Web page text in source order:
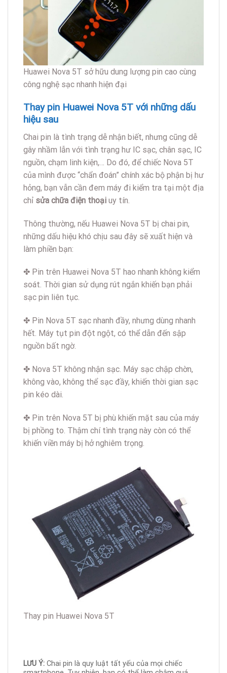
Huawei Nova 5T sở hữu dung lượng pin cao cùng
công nghệ sạc nhanh hiện đại
Thay pin Huawei Nova 5T với những dấu
hiệu sau
Chai pin là tình trạng dễ nhận biết, nhưng cũng dễ
gây nhầm lẫn với tình trạng hư IC sạc, chân sạc, IC
nguồn, chạm linh kiện,… Do đó, để chiếc Nova 5T
của mình được “chẩn đoán” chính xác bộ phận bị hư
hỏng, bạn vẫn cần đem máy đi kiểm tra tại một địa
chỉ sửa chữa điện thoại uy tín.
Thông thường, nếu Huawei Nova 5T bị chai pin,
những dấu hiệu khó chịu sau đây sẽ xuất hiện và
làm phiền bạn:
✤ Pin trên Huawei Nova 5T hao nhanh không kiểm
soát. Thời gian sử dụng rút ngắn khiến bạn phải
sạc pin liên tục.
✤ Pin Nova 5T sạc nhanh đầy, nhưng dùng nhanh
hết. Máy tụt pin đột ngột, có thể dẫn đến sập
nguồn bất ngờ.
✤ Nova 5T không nhận sạc. Máy sạc chập chờn,
không vào, không thể sạc đầy, khiến thời gian sạc
pin kéo dài.
✤ Pin trên Nova 5T bị phù khiến mặt sau của máy
bị phồng to. Thậm chí tình trạng này còn có thể
khiến viền máy bị hở nghiêm trọng.
Thay pin Huawei Nova 5T
LƯU Ý: Chai pin là quy luật tất yếu của mọi chiếc